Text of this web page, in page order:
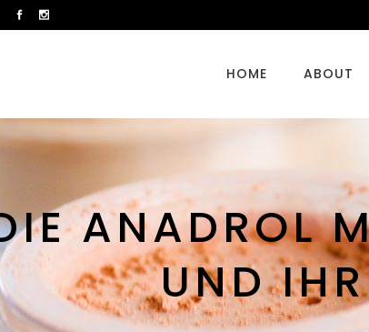
HOME ABOUT
ANADROL
UND